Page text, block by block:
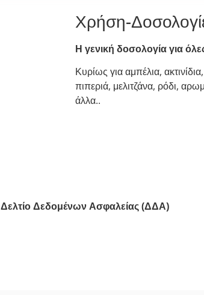
Χρήση-
Η γενική δοσολογία για
Κυρίως για αμπέλια,
πιπεριά, μελιτζάνα, ρόδι,
άλλα..
Δελτίο Δεδομένων Ασφαλείας (ΔΔΑ)